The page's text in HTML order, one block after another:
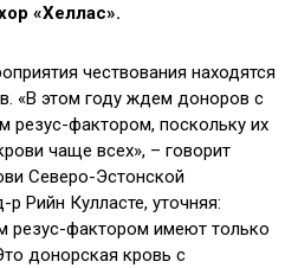
«Хеллас».
чествования находятся
«В этом году ждем доноров с
резус-фактором, поскольку их
чаще всех», – говорит
Северо-Эстонской
Рийн Кулласте, уточняя:
резус-фактором имеют только
донорская кровь с